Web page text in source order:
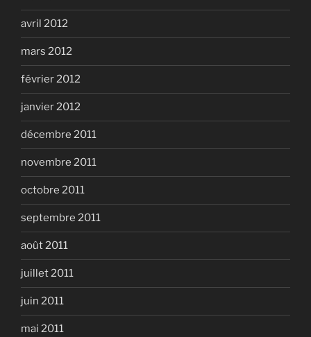
avril 2012
mars 2012
février 2012
janvier 2012
décembre 2011
novembre 2011
octobre 2011
septembre 2011
août 2011
juillet 2011
juin 2011
mai 2011